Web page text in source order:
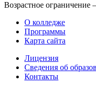
Возрастное ограничение
О колледже
Программы
Карта сайта
Лицензия
Сведения об
Контакты